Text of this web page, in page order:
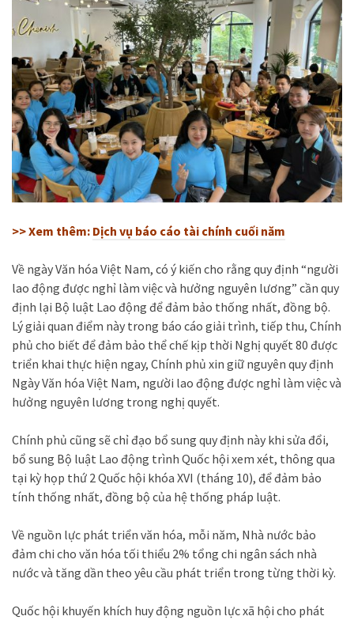
>> Xem thêm: Dịch vụ báo cáo tài chính cuối năm
Về ngày Văn hóa Việt Nam, có ý kiến cho rằng quy định “người
lao động được nghỉ làm việc và hưởng nguyên lương” cần quy
định lại Bộ luật Lao động để đảm bảo thống nhất, đồng bộ.
Lý giải quan điểm này trong báo cáo giải trình, tiếp thu, Chính
phủ cho biết để đảm bảo thể chế kịp thời Nghị quyết 80 được
triển khai thực hiện ngay, Chính phủ xin giữ nguyên quy định
Ngày Văn hóa Việt Nam, người lao động được nghỉ làm việc và
hưởng nguyên lương trong nghị quyết.
Chính phủ cũng sẽ chỉ đạo bổ sung quy định này khi sửa đổi,
bổ sung Bộ luật Lao động trình Quốc hội xem xét, thông qua
tại kỳ họp thứ 2 Quốc hội khóa XVI (tháng 10), để đảm bảo
tính thống nhất, đồng bộ của hệ thống pháp luật.
Về nguồn lực phát triển văn hóa, mỗi năm, Nhà nước bảo
đảm chi cho văn hóa tối thiểu 2% tổng chi ngân sách nhà
nước và tăng dần theo yêu cầu phát triển trong từng thời kỳ.
Quốc hội khuyến khích huy động nguồn lực xã hội cho phát